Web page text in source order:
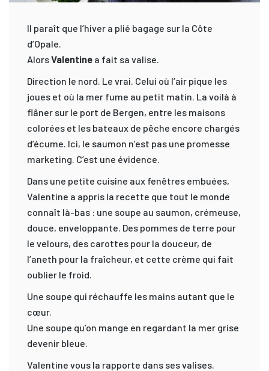
Il paraît que l’hiver a plié bagage sur la Côte
d’Opale.
AlorsValentine a fait sa valise.
Direction le nord. Le vrai. Celui où l’air pique les
joues et où la mer fume au petit matin. La voilà à
flâner sur le port de Bergen, entre les maisons
colorées et les bateaux de pêche encore chargés
d’écume. Ici, le saumon n’est pas une promesse
marketing. C’est une évidence.
Dans une petite cuisine aux fenêtres embuées,
Valentine a appris la recette que tout le monde
connaît là-bas : une soupe au saumon, crémeuse,
douce, enveloppante. Des pommes de terre pour
le velours, des carottes pour la douceur, de
l’aneth pour la fraîcheur, et cette crème qui fait
oublier le froid.
Une soupe qui réchauffe les mains autant que le
cœur.
Une soupe qu’on mange en regardant la mer grise
devenir bleue.
Valentine vous la rapporte dans ses valises.